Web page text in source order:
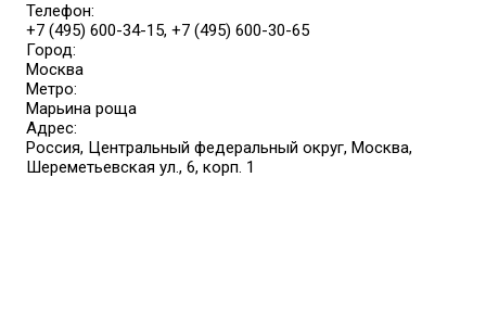
Телефон:
+7 (495) 600-34-15, +7 (495) 600-30-65
Город:
Москва
Метро:
Марьина роща
Адрес:
Россия, Центральный федеральный округ, Москва,
Шереметьевская ул., 6, корп. 1